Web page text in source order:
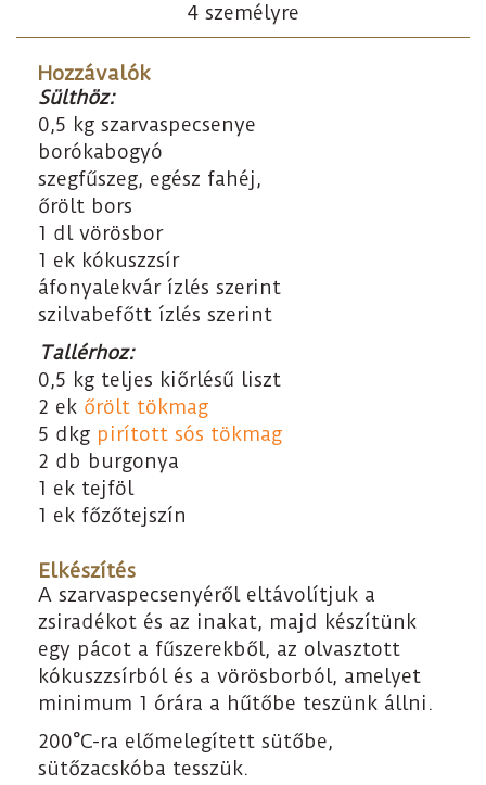
4 személyre
Hozzávalók
Sülthöz:
0,5 kg szarvaspecsenye
borókabogyó
szegfűszeg, egész fahéj,
őrölt bors
1 dl vörösbor
1 ek kókuszzsír
áfonyalekvár ízlés szerint
szilvabefőtt ízlés szerint
Tallérhoz:
0,5 kg teljes kiőrlésű liszt
2 ek őrölt tökmag
5 dkg pirított sós tökmag
2 db burgonya
1 ek tejföl
1 ek főzőtejszín
Elkészítés
A szarvaspecsenyéről eltávolítjuk a
zsiradékot és az inakat, majd készítünk
egy pácot a fűszerekből, az olvasztott
kókuszzsírból és a vörösborból, amelyet
minimum 1 órára a hűtőbe teszünk állni.
200°C-ra előmelegített sütőbe,
sütőzacskóba tesszük.